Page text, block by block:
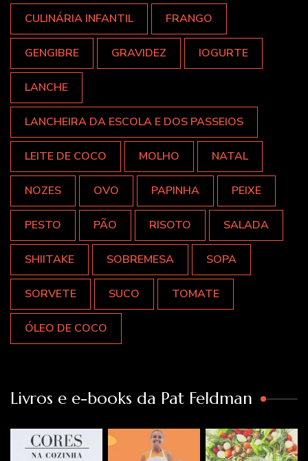
CULINÁRIA INFANTIL FRANGO
GENGIBRE GRAVIDEZ IOGURTE
LANCHE
LANCHEIRA DA ESCOLA E DOS PASSEIOS
LEITE DE COCO MOLHO NATAL
NOZES OVO PAPINHA PEIXE
PESTO PÃO RISOTO SALADA
SHIITAKE SOBREMESA SOPA
SORVETE SUCO TOMATE
ÓLEO DE COCO
Livros e e-books da Pat Feldman